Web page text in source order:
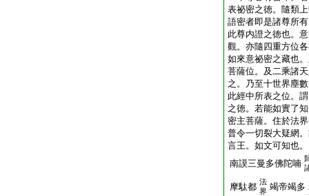
表祕密之徳。隨類
語密者即是諸尊所
此尊内證之徳也。
觀。亦隨四重方位
如來意祕密之藏也
菩薩位。及二乘諸
之。乃至十世界塵
此經中所表之位。
之徳。若能如實了
密主菩薩。住於法
普令一切裂大疑網
言王。如文可知也
南謨三曼多佛陀喃
摩駄都 法
界 竭帝竭多